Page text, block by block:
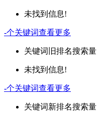
未找到信息!
-个关键词查看更多
关键词 旧排名搜索量
未找到信息!
-个关键词查看更多
关键词新排名搜索量